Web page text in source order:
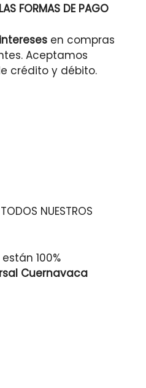
FORMAS DE PAGO
en compras
Aceptamos
crédito y débito.
NUESTROS
100%
Cuernavaca